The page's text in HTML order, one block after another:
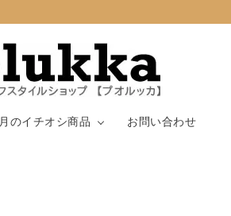
のイチオシ商品 お問い合わせ